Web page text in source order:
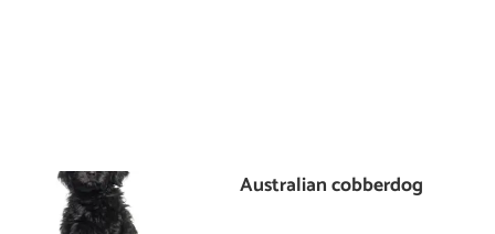
Australian cobberdog